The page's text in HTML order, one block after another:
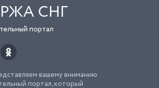
СНГ
портал
вашему вниманию
портал, который